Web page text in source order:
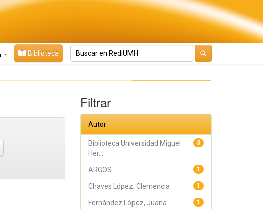
Biblioteca
Filtrar
Autor
3
Biblioteca Universidad Miguel
Her...
1
ARGOS
1
Chaves López, Clemencia
1
Fernández López, Juana